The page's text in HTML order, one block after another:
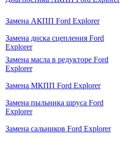
Замена АКПП Ford Explorer
Замена диска сцепления Ford
Explorer
Замена масла в редукторе Ford
Explorer
Замена МКПП Ford Explorer
Замена пыльника шруса Ford
Explorer
Замена сальников Ford Explorer